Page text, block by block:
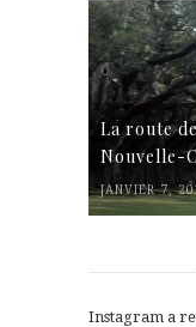
La route
Nouvelle-
JANVIER 7,
Instagram a